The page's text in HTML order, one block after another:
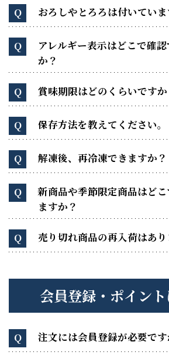
Q おろしやとろろは付いていま
Q
アレルギー表示はどこで確
か？
Q 賞味期限はどのくらいですか
Q 保存方法を教えてください。
Q 解凍後、再冷凍できますか？
Q
新商品や季節限定商品はど
ますか？
Q 売り切れ商品の再入荷はあり
会員登録・ポイン
Q 注文には会員登録が必要です